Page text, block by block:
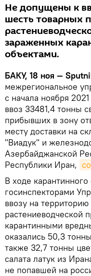
Не допущены к
шесть товарных
зараженных
объектами.
БАКУ, 18 ноя —
межрегиональное
с начала ноября
ввоз 33481,4 тонны
прибывших в зону
месту доставки на
"Виадук" и
Азербайджанской
Республики Иран,
В ходе
госинспекторами
ввозу на
растениеводческой
карантинными
оказались 50,3
также 32,7 тонны
салата латук из
не попавшей на